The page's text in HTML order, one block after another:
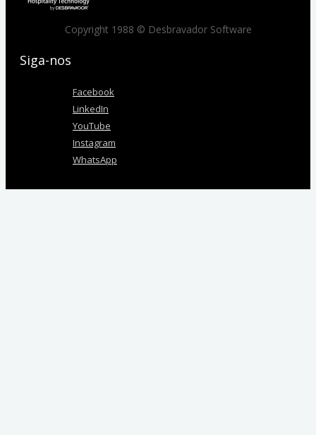
Copyright 1988 © Desbravador Software
Siga-nos
Facebook
LinkedIn
YouTube
Instagram
WhatsApp